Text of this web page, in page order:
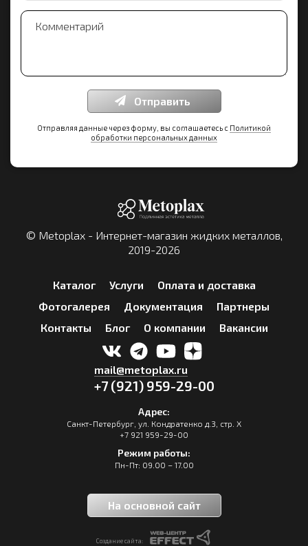
Отправить
Отправляя данные через форму, вы соглашаетесь с Политикой
обработки персональных данных
© Metoplax - Интернет-магазин жидких металлов,
2019-2026
Каталог Услуги
Оплата и доставка
Фотогалерея
Документация
Партнеры
Контакты
Блог О компании Вакансии
mail@metoplax.ru
+7 (921) 959-29-00
Адрес:
Санкт-Петербург, ул. Кондратенко д.3, стр. Х
+7 921 959-29-00
Режим работы:
Пн-Пт: 09.00 – 17.00
На основной сайт
Создание сайта: